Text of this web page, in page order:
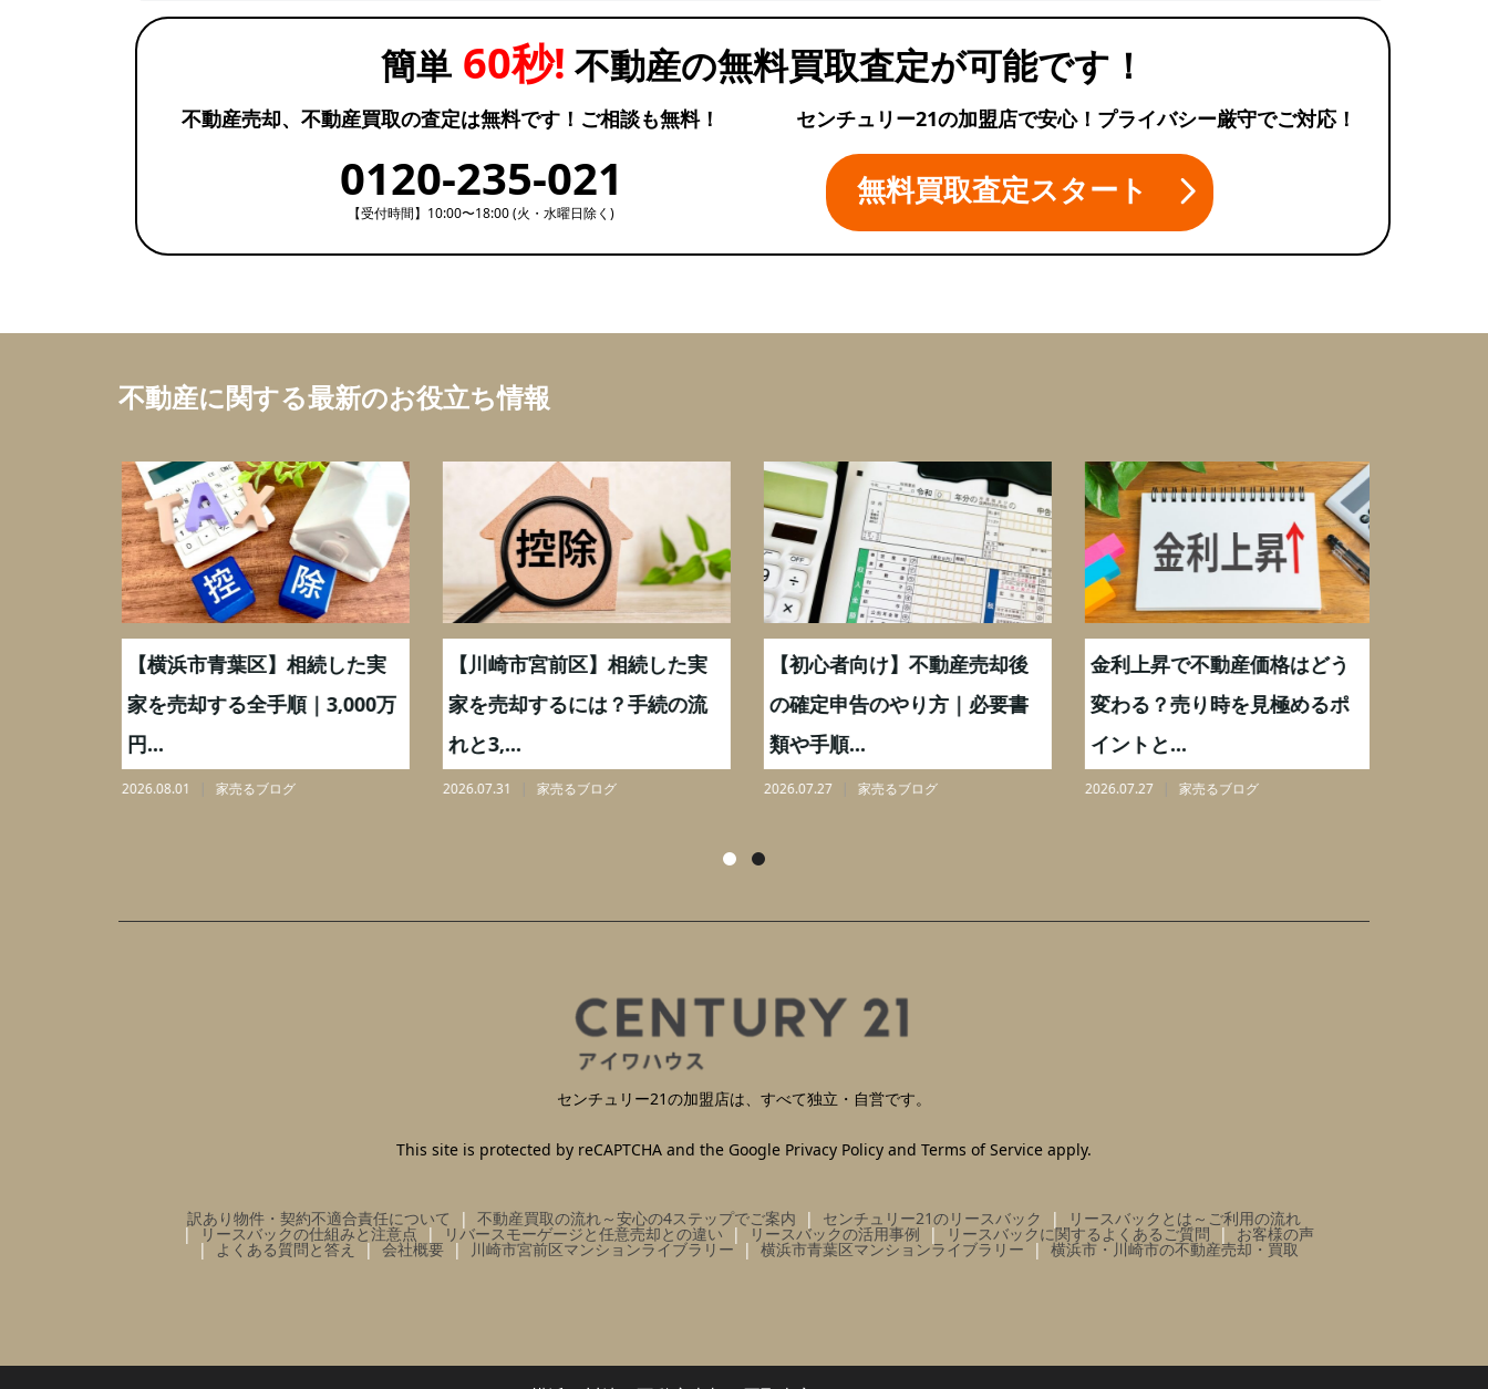
簡単60秒! 不動産の無料買取査定が可能です！
不動産売却、不動産買取の査定は無料です！ご相談も無料！ センチュリー21の加盟店で安心！プライバシー厳守でご対応！
0120-235-021
【受付時間】10:00〜18:00 (火・水曜日除く)
無料買取査定スタート
不動産に関する最新のお役立ち情報
【横浜市青葉区】相続した実
家を売却する全手順｜3,000万
円...
2026.08.01 家売るブログ
【川崎市宮前区】相続した実
家を売却するには？手続の流
れと3,...
2026.07.31 家売るブログ
【初心者向け】不動産売却後
の確定申告のやり方｜必要書
類や手順...
2026.07.27 家売るブログ
金利上昇で不動産価格はどう
変わる？売り時を見極めるポ
イントと...
2026.07.27 家売るブログ
センチュリー21の加盟店は、すべて独立・自営です。
This site is protected by reCAPTCHA and the Google Privacy Policy and Terms of Service apply.
訳あり物件・契約不適合責任について 不動産買取の流れ～安心の4ステップでご案内 センチュリー21のリースバック リースバックとは～ご利用の流れ
リースバックの仕組みと注意点 リバースモーゲージと任意売却との違い リースバックの活用事例 リースバックに関するよくあるご質問 お客様の声
よくある質問と答え 会社概要 川崎市宮前区マンションライブラリー 横浜市青葉区マンションライブラリー 横浜市・川崎市の不動産売却・買取